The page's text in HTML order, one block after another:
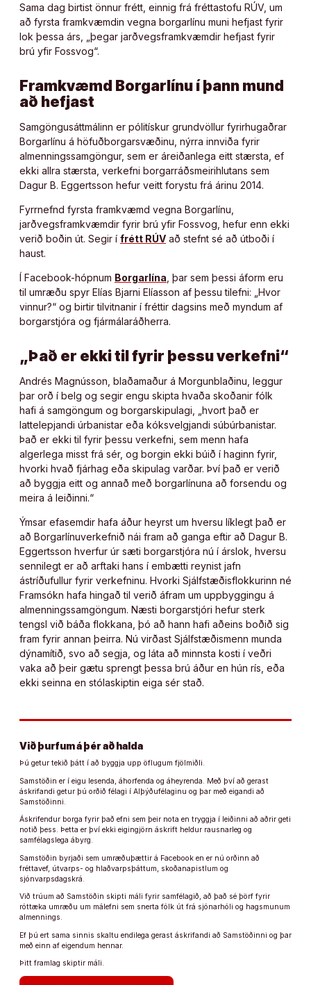
Sama dag birtist önnur frétt, einnig frá fréttastofu RÚV, um
að fyrsta framkvæmdin vegna borgarlínu muni hefjast fyrir
lok þessa árs, „þegar jarðvegsframkvæmdir hefjast fyrir
brú yfir Fossvog“.
Framkvæmd Borgarlínu í þann mund
að hefjast
Samgöngusáttmálinn er pólitískur grundvöllur fyrirhugaðrar
Borgarlínu á höfuðborgarsvæðinu, nýrra innviða fyrir
almenningssamgöngur, sem er áreiðanlega eitt stærsta, ef
ekki allra stærsta, verkefni borgarráðsmeirihlutans sem
Dagur B. Eggertsson hefur veitt forystu frá árinu 2014.
Fyrrnefnd fyrsta framkvæmd vegna Borgarlínu,
jarðvegsframkvæmdir fyrir brú yfir Fossvog, hefur enn ekki
verið boðin út. Segir í frétt RÚV að stefnt sé að útboði í
haust.
Í Facebook-hópnum Borgarlína , þar sem þessi áform eru
til umræðu spyr Elías Bjarni Elíasson af þessu tilefni: „Hvor
vinnur?“ og birtir tilvitnanir í fréttir dagsins með myndum af
borgarstjóra og fjármálaráðherra.
„Það er ekki til fyrir þessu verkefni“
Andrés Magnússon, blaðamaður á Morgunblaðinu, leggur
þar orð í belg og segir engu skipta hvaða skoðanir fólk
hafi á samgöngum og borgarskipulagi, „hvort það er
lattelepjandi úrbanistar eða kóksvelgjandi súbúrbanistar.
Það er ekki til fyrir þessu verkefni, sem menn hafa
algerlega misst frá sér, og borgin ekki búið í haginn fyrir,
hvorki hvað fjárhag eða skipulag varðar. Því það er verið
að byggja eitt og annað með borgarlínuna að forsendu og
meira á leiðinni.“
Ýmsar efasemdir hafa áður heyrst um hversu líklegt það er
að Borgarlínuverkefnið nái fram að ganga eftir að Dagur B.
Eggertsson hverfur úr sæti borgarstjóra nú í árslok, hversu
sennilegt er að arftaki hans í embætti reynist jafn
ástríðufullur fyrir verkefninu. Hvorki Sjálfstæðisflokkurinn né
Framsókn hafa hingað til verið áfram um uppbyggingu á
almenningssamgöngum. Næsti borgarstjóri hefur sterk
tengsl við báða flokkana, þó að hann hafi aðeins boðið sig
fram fyrir annan þeirra. Nú virðast Sjálfstæðismenn munda
dýnamítið, svo að segja, og láta að minnsta kosti í veðri
vaka að þeir gætu sprengt þessa brú áður en hún rís, eða
ekki seinna en stólaskiptin eiga sér stað.
Við þurfum á þér að halda
Þú getur tekið þátt í að byggja upp öflugum fjölmiðli.
Samstöðin er í eigu lesenda, áhorfenda og áheyrenda. Með því að gerast
áskrifandi getur þú orðið félagi í Alþýðufélaginu og þar með eigandi að
Samstöðinni.
Áskrifendur borga fyrir það efni sem þeir nota en tryggja í leiðinni að aðrir geti
notið þess. Þetta er því ekki eigingjörn áskrift heldur rausnarleg og
samfélagslega ábyrg.
Samstöðin byrjaði sem umræðuþættir á Facebook en er nú orðinn að
fréttavef, útvarps- og hlaðvarpsþáttum, skoðanapistlum og
sjónvarpsdagskrá.
Við trúum að Samstöðin skipti máli fyrir samfélagið, að það sé þörf fyrir
róttæka umræðu um málefni sem snerta fólk út frá sjónarhóli og hagsmunum
almennings.
Ef þú ert sama sinnis skaltu endilega gerast áskrifandi að Samstöðinni og þar
með einn af eigendum hennar.
Þitt framlag skiptir máli.